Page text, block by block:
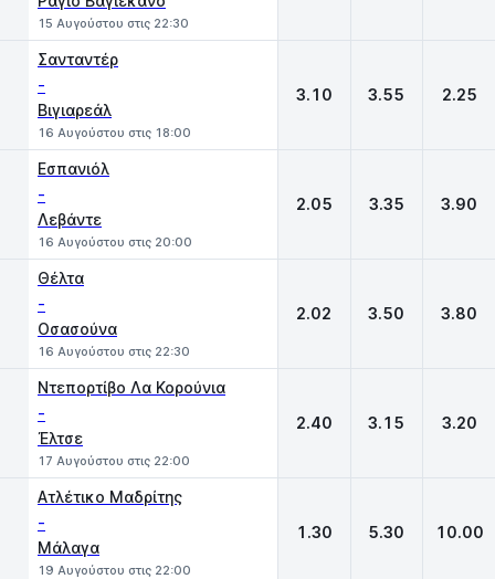
15 Αυγούστου στις 22:30
Σανταντέρ
-
Βιγιαρεάλ
16 Αυγούστου στις 18:00
3.10 3.55 2.25
Εσπανιόλ
-
Λεβάντε
16 Αυγούστου στις 20:00
2.05 3.35 3.90
Θέλτα
-
Οσασούνα
16 Αυγούστου στις 22:30
2.02 3.50 3.80
Ντεπορτίβο Λα Κορούνια
-
Έλτσε
17 Αυγούστου στις 22:00
2.40 3.15 3.20
Ατλέτικο Μαδρίτης
-
Μάλαγα
19 Αυγούστου στις 22:00
1.30 5.30 10.00